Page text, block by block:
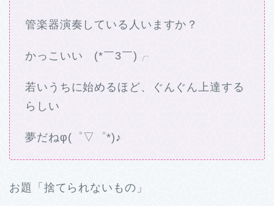
管楽器演奏している人いますか？
かっこいい (*￣3￣)╭
若いうちに始めるほど、ぐんぐん上達する
らしい
夢だねφ(゜▽゜*)♪
お題「捨てられないもの」